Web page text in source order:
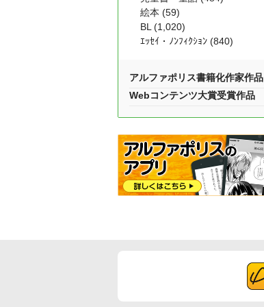
絵本 (59)
BL (1,020)
ｴｯｾｲ・ﾉﾝﾌｨｸｼｮﾝ (840)
アルファポリス書籍化作家作品
Webコンテンツ大賞受賞作品